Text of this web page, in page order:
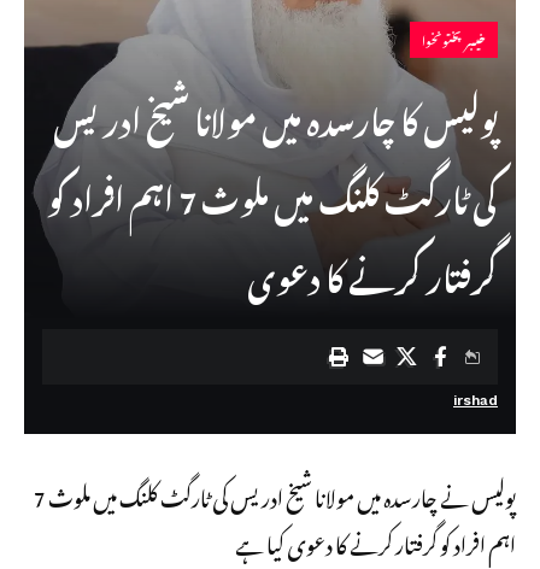
خیبرپختونخوا
پولیس کا چارسدہ میں مولانا شیخ ادریس
کی ٹارگٹ کلنگ میں ملوث 7 اہم افراد کو
گرفتار کرنے کا دعوی
irshad
پولیس نے چارسدہ میں مولانا شیخ ادریس کی ٹارگٹ کلنگ میں ملوث 7
اہم افراد کو گرفتار کرنے کا دعوی کیا ہے